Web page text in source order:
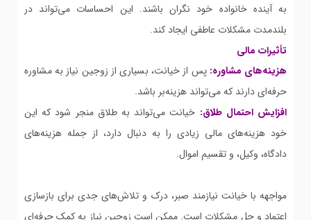
به آینده خانواده خود نگران باشند. این احساسات می‌تواند در
بلندمدت مشکلات عاطفی ایجاد کند.
تأثیرات مالی
هزینه‌های مشاوره: پس از خیانت، بسیاری از زوجین نیاز به مشاوره
حرفه‌ای دارند که می‌تواند هزینه‌بر باشد.
افزایش احتمال طلاق: خیانت می‌تواند به طلاق منجر شود که این
خود هزینه‌های مالی زیادی را به دنبال دارد، از جمله هزینه‌های
دادگاه، وکیل، و تقسیم اموال.
مواجهه با خیانت نیازمند صبر، درک و تلاش‌های جدی برای بازسازی
اعتماد و حل مشکلات است. ممکن است زوجین نیاز به کمک حرفه‌ای